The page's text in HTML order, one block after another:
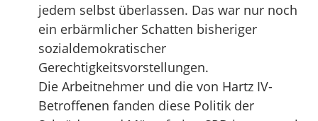
jedem selbst überlassen. Das war nur noch
ein erbärmlicher Schatten bisheriger
sozialdemokratischer
Gerechtigkeitsvorstellungen.
Die Arbeitnehmer und die von Hartz IV-
Betroffenen fanden diese Politik der